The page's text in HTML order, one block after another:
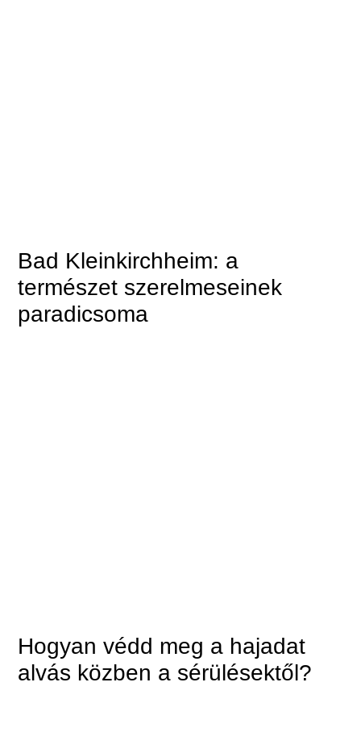
Bad Kleinkirchheim: a
természet szerelmeseinek
paradicsoma
Hogyan védd meg a hajadat
alvás közben a sérülésektől?